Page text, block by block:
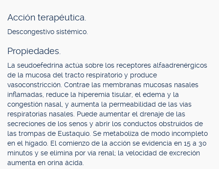
Acción terapéutica.
Descongestivo sistémico.
Propiedades.
La seudoefedrina actúa sobre los receptores alfaadrenérgicos
de la mucosa del tracto respiratorio y produce
vasoconstricción. Contrae las membranas mucosas nasales
inflamadas, reduce la hiperemia tisular, el edema y la
congestión nasal, y aumenta la permeabilidad de las vías
respiratorias nasales. Puede aumentar el drenaje de las
secreciones de los senos y abrir los conductos obstruidos de
las trompas de Eustaquio. Se metaboliza de modo incompleto
en el hígado. El comienzo de la acción se evidencia en 15 a 30
minutos y se elimina por vía renal; la velocidad de excreción
aumenta en orina ácida.